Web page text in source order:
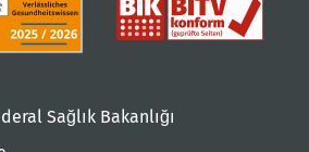
Sağlık Bakanlığı